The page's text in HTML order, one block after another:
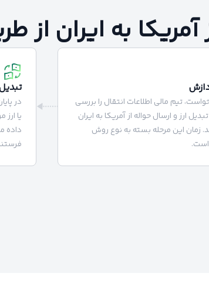
به ایران از
تیم مالی اطلاعات انتقال را بررسی
ارز و ارسال حواله از آمریکا به ایران
زمان این مرحله بسته به نوع روش
است.​
در
یا
داده